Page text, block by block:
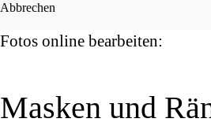
Abbrechen
Fotos online bearbeiten:
Masken und